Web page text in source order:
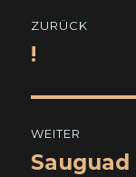
ZURÜCK
Vorheriger
!
WEITER
Nächster
Sauguad